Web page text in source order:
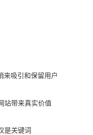
来吸引和保留用户
站带来真实价值
是关键词